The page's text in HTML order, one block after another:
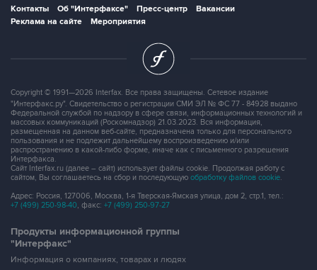
Контакты Об "Интерфаксе" Пресс-центр
Вакансии
Реклама на сайте
Мероприятия
Copyright © 1991—2026 Interfax. Все права защищены. Сетевое издание
"Интерфакс.ру". Свидетельство о регистрации СМИ ЭЛ № ФС 77 - 84928 выдано
Федеральной службой по надзору в сфере связи, информационных технологий и
массовых коммуникаций (Роскомнадзор) 21.03.2023. Вся информация,
размещенная на данном веб-сайте, предназначена только для персонального
пользования и не подлежит дальнейшему воспроизведению и/или
распространению в какой-либо форме, иначе как с письменного разрешения
Интерфакса.
Сайт Interfax.ru (далее – сайт) использует файлы cookie. Продолжая работу с
сайтом, Вы соглашаетесь на сбор и последующую обработку файлов cookie.
Адрес: Россия, 127006, Москва, 1-я Тверская-Ямская улица, дом 2, стр.1, тел.:
+7 (499) 250-98-40, факс: +7 (499) 250-97-27
Продукты информационной группы
"Интерфакс"
Информация о компаниях, товарах и людях